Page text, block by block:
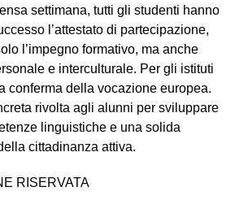
settimana, tutti gli studenti hanno
l’attestato di partecipazione,
l’impegno formativo, ma anche
e interculturale. Per gli istituti
conferma della vocazione europea.
rivolta agli alunni per sviluppare
linguistiche e una solida
cittadinanza attiva.
RISERVATA